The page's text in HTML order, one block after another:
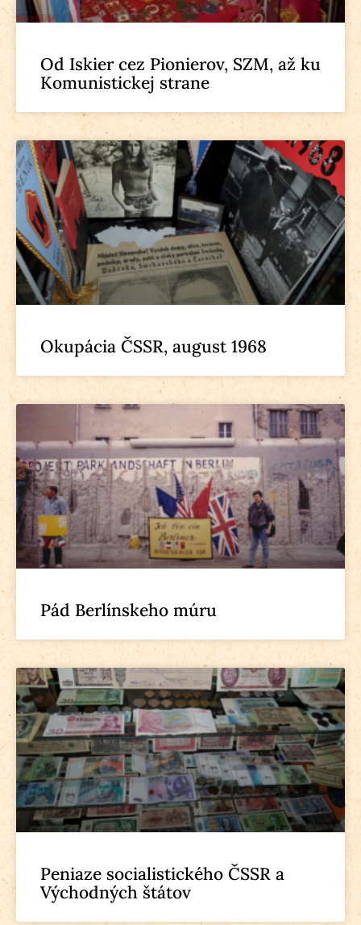
Od Iskier cez Pionierov, SZM, až ku
Komunistickej strane
Okupácia ČSSR, august 1968
Pád Berlínskeho múru
Peniaze socialistického ČSSR a
Východných štátov